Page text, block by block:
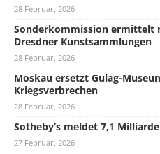
28 Februar, 2026
Sonderkommission ermittelt
Dresdner Kunstsammlungen
28 Februar, 2026
Moskau ersetzt Gulag-
Kriegsverbrechen
28 Februar, 2026
Sotheby’s meldet 7,1
27 Februar, 2026